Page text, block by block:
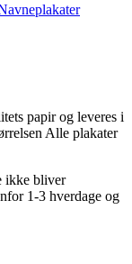
papir og leveres i
Alle plakater
ikke bliver
1-3 hverdage og